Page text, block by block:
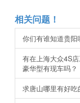
相关问题！
你们有谁知道贵阳
有在上海大众4S
豪华型有现车吗？
求唐山哪里有好吃